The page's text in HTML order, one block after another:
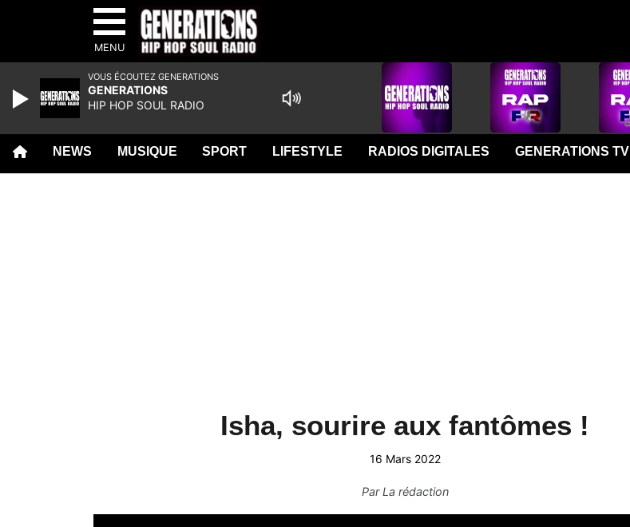
MENU
NEWS MUSIQUE SPORT LIFESTYLE RADIOS DIGITALES GENERATIONS TV
Isha, sourire aux fantômes !
16 Mars 2022
ParLa rédaction
VOUS ÉCOUTEZ GENERATIONS
GENERATIONS
HIP HOP SOUL RADIO